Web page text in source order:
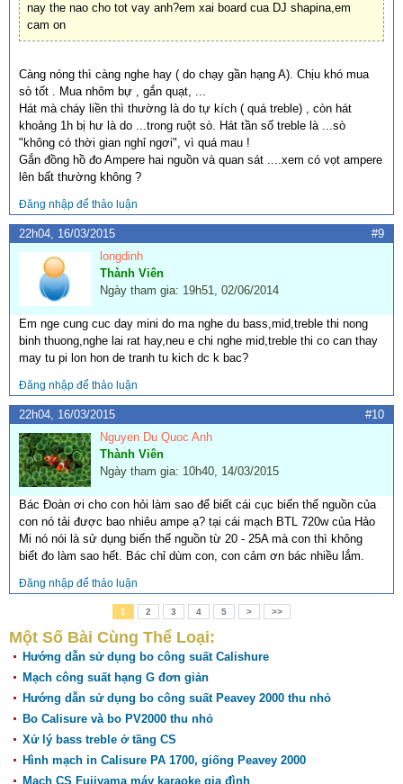
nay the nao cho tot vay anh?em xai board cua DJ shapina,em
cam on
Càng nóng thì càng nghe hay ( do chạy gần hạng A). Chịu khó mua
sò tốt . Mua nhôm bự , gắn quạt, ...
Hát mà cháy liền thì thường là do tự kích ( quá treble) , còn hát
khoảng 1h bị hư là do ...trong ruột sò. Hát tần số treble là ...sò
"không có thời gian nghỉ ngơi", vì quá mau !
Gắn đồng hồ đo Ampere hai nguồn và quan sát ....xem có vọt ampere
lên bất thường không ?
Đăng nhập để thảo luận
22h04, 16/03/2015
#9
longdinh
Thành Viên
Ngày tham gia: 19h51, 02/06/2014
Em nge cung cuc day mini do ma nghe du bass,mid,treble thi nong
binh thuong,nghe lai rat hay,neu e chi nghe mid,treble thi co can thay
may tu pi lon hon de tranh tu kich dc k bac?
Đăng nhập để thảo luận
22h04, 16/03/2015
#10
Nguyen Du Quoc Anh
Thành Viên
Ngày tham gia: 10h40, 14/03/2015
Bác Đoàn ơi cho con hỏi làm sao để biết cái cục biến thế nguồn của
con nó tải được bao nhiêu ampe ạ? tại cái mạch BTL 720w của Hảo
Mi nó nói là sử dụng biến thế nguồn từ 20 - 25A mà con thì không
biết đo làm sao hết. Bác chỉ dùm con, con cảm ơn bác nhiều lắm.
Đăng nhập để thảo luận
1 2 3 4 5 > >>
Một Số Bài Cùng Thể Loại:
Hướng dẫn sử dụng bo công suất Calishure
Mạch công suất hạng G đơn giản
Hướng dẫn sử dụng bo công suất Peavey 2000 thu nhỏ
Bo Calisure và bo PV2000 thu nhỏ
Xử lý bass treble ở tầng CS
Hình mạch in Calisure PA 1700, giống Peavey 2000
Mạch CS Fujiyama máy karaoke gia đình